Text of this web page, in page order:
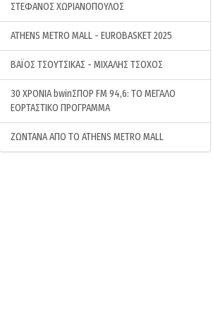
ΣΤΕΦΑΝΟΣ ΧΩΡΙΑΝΟΠΟΥΛΟΣ
ATHENS METRO MALL - EUROBASKET 2025
ΒΑΪΟΣ ΤΣΟΥΤΣΙΚΑΣ - ΜΙΧΑΛΗΣ ΤΣΟΧΟΣ
30 ΧΡΟΝΙΑ bwinΣΠΟΡ FM 94,6: ΤΟ ΜΕΓΑΛΟ
ΕΟΡΤΑΣΤΙΚΟ ΠΡΟΓΡΑΜΜΑ
ΖΩΝΤΑΝΑ ΑΠΟ ΤΟ ATHENS METRO MALL